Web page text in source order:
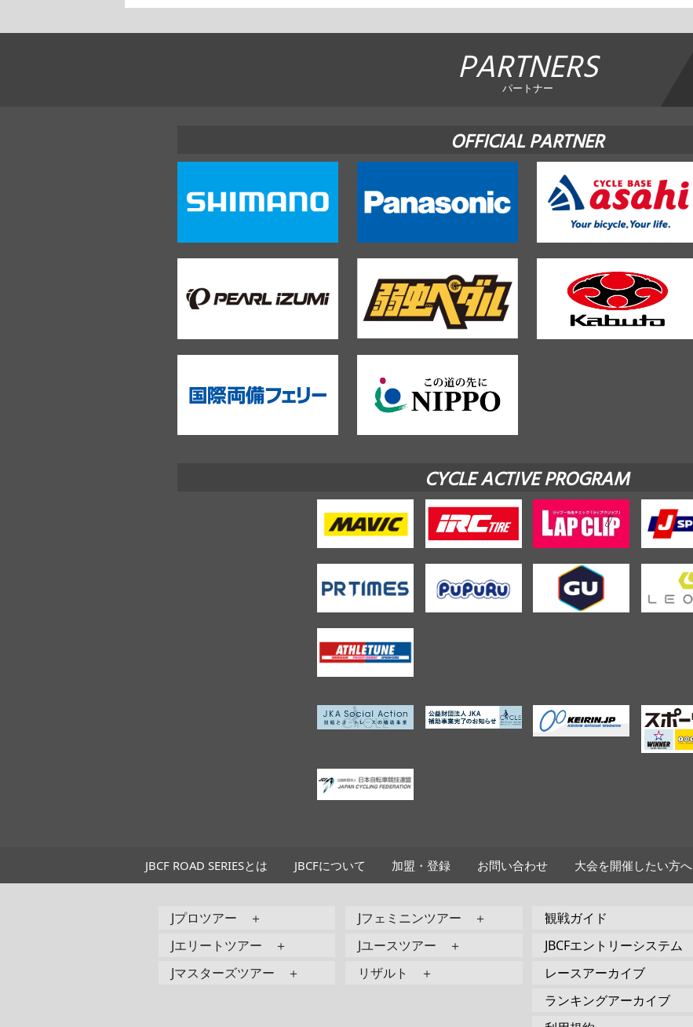
PARTNERS
パートナー
OFFICIAL PARTNER
CYCLE ACTIVE PROGRAM
JBCF ROAD SERIESとは JBCFについて 加盟・登録 お問い合わせ 大会を開催したい方へ
Jプロツアー ＋
Jエリートツアー ＋
Jマスターズツアー ＋
Jフェミニンツアー ＋
Jユースツアー ＋
リザルト ＋
観戦ガイド
JBCFエントリーシステム
レースアーカイブ
ランキングアーカイブ